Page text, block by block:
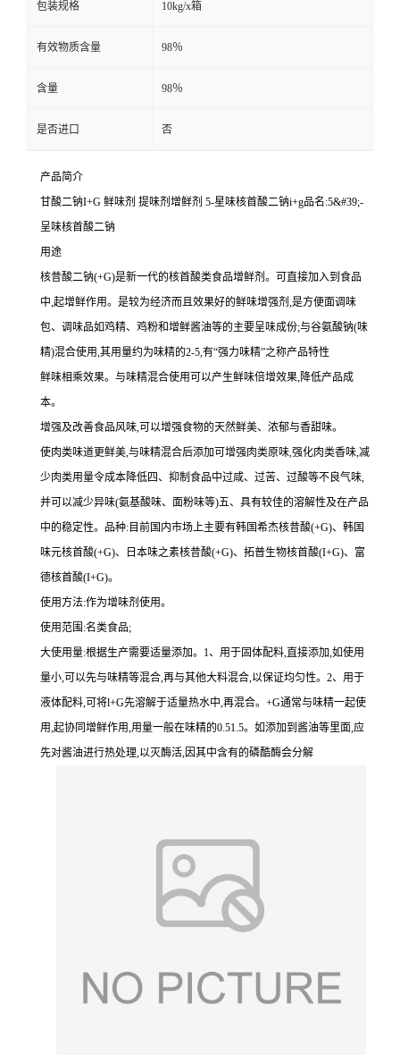
包装规格 10kg/x箱
有效物质含量 98％
含量 98％
是否进口 否
产品简介
甘酸二钠I+G 鲜味剂 提味剂增鲜剂 5-星味核首酸二钠i+g品名:5&#39;-
呈味核首酸二钠
用途
核昔酸二钠(+G)是新一代的核首酸类食品增鲜剂。可直接加入到食品
中,起增鲜作用。是较为经济而且效果好的鲜味增强剂,是方便面调味
包、调味品如鸡精、鸡粉和增鲜酱油等的主要呈味成份;与谷氨酸钠(味
精)混合使用,其用量约为味精的2-5,有“强力味精”之称产品特性
鲜味相乘效果。与味精混合使用可以产生鲜味倍增效果,降低产品成
本。
增强及改善食品风味,可以增强食物的天然鲜美、浓郁与香甜味。
使肉类味道更鲜美,与味精混合后添加可增强肉类原味,强化肉类香味,减
少肉类用量令成本降低四、抑制食品中过咸、过苦、过酸等不良气味,
并可以减少异味(氨基酸味、面粉味等)五、具有较佳的溶解性及在产品
中的稳定性。品种:目前国内市场上主要有韩国希杰核昔酸(+G)、韩国
味元核首酸(+G)、日本味之素核昔酸(+G)、拓普生物核首酸(I+G)、富
德核首酸(I+G)。
使用方法:作为增味剂使用。
使用范围:名类食品;
大使用量:根据生产需要适量添加。1、用于固体配料,直接添加,如使用
量小,可以先与味精等混合,再与其他大料混合,以保证均匀性。2、用于
液体配料,可将l+G先溶解于适量热水中,再混合。+G通常与味精一起使
用,起协同增鲜作用,用量一般在味精的0.51.5。如添加到酱油等里面,应
先对酱油进行热处理,以灭酶活,因其中含有的磷酷酶会分解